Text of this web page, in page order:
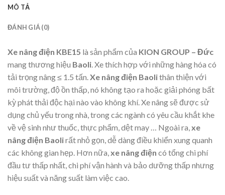
MÔ TẢ
ĐÁNH GIÁ (0)
Xe nâng điện KBE15 là sản phẩm của KION GROUP – Đức
mang thương hiệu Baoli . Xe thích hợp với những hàng hóa có
tải trọng nâng ≤ 1.5 tấn. Xe nâng điện Baolithân thiện với
môi trường, độ ồn thấp, nó không tạo ra hoặc giải phóng bất
kỳ phát thải độc hại nào vào không khí. Xe nâng sẽ được sử
dụng chủ yếu trong nhà, trong các ngành có yêu cầu khắt khe
về vệ sinh như thuốc, thực phẩm, dệt may … Ngoài ra, xe
nâng điện Baolirất nhỏ gọn, dễ dàng điều khiển xung quanh
các không gian hẹp. Hơn nữa, xe nâng điện có tổng chi phí
đầu tư thấp nhất, chi phí vận hành và bảo dưỡng thấp nhưng
hiệu suất và năng suất làm việc cao.